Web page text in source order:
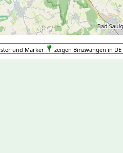
und Marker zeigen Binzwangen in DE